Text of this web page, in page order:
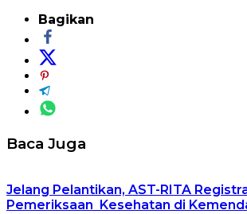
Bagikan
Baca Juga
Jelang Pelantikan, AST-RITA
Pemeriksaan Kesehatan di